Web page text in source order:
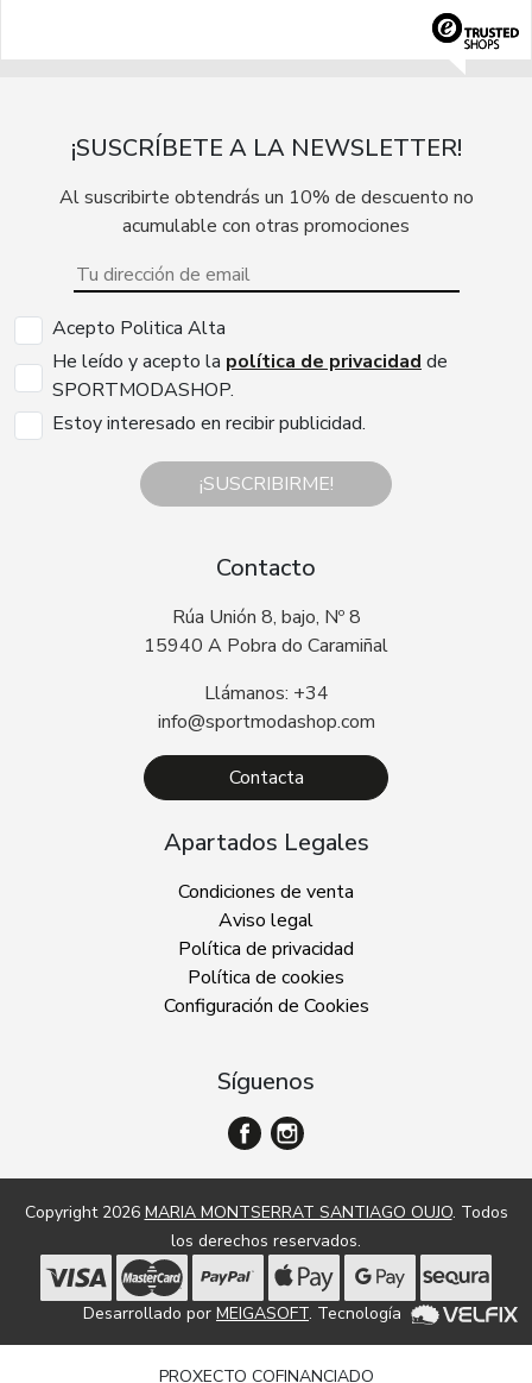
¡SUSCRÍBETE A LA NEWSLETTER!
Al suscribirte obtendrás un 10% de descuento no
acumulable con otras promociones
Acepto Politica Alta
He leído y acepto la política de privacidad de
SPORTMODASHOP.
Estoy interesado en recibir publicidad.
¡SUSCRIBIRME!
Contacto
Rúa Unión 8, bajo, Nº 8
15940 A Pobra do Caramiñal
Llámanos: +34
info@sportmodashop.com
Contacta
Apartados Legales
Condiciones de venta
Aviso legal
Política de privacidad
Política de cookies
Configuración de Cookies
Síguenos
Copyright 2026 MARIA MONTSERRAT SANTIAGO OUJO. Todos
los derechos reservados.
Desarrollado por MEIGASOFT. Tecnología
PROXECTO COFINANCIADO